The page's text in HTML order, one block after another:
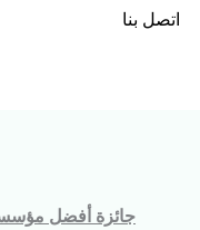
اتصل بنا
جائزة أفضل مؤسسة